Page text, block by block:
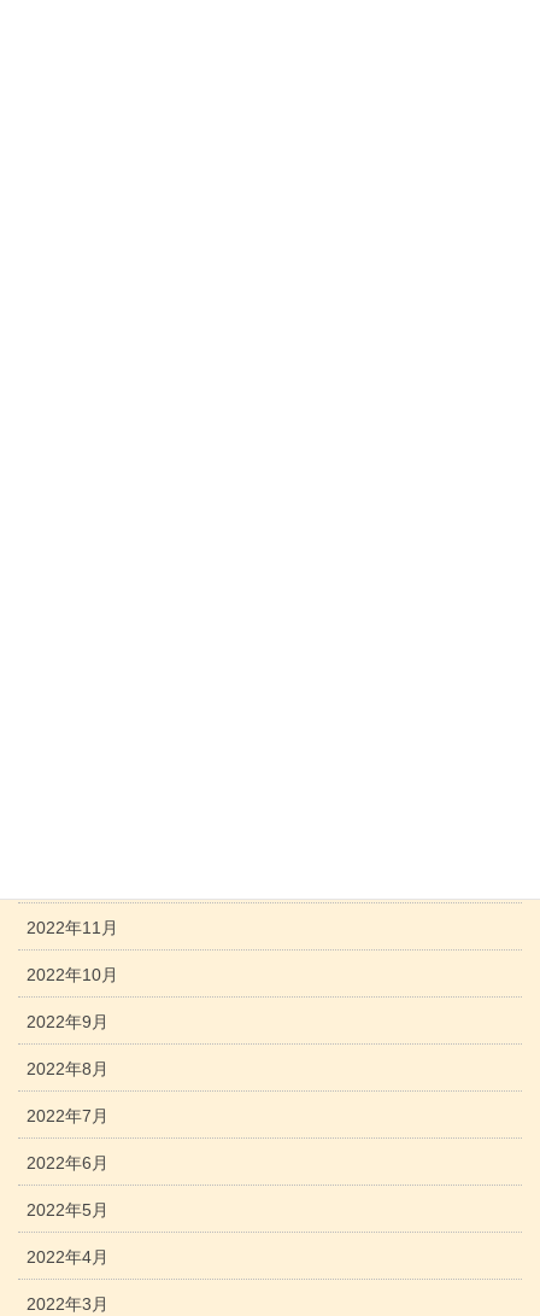
2022年11月
2022年10月
2022年9月
2022年8月
2022年7月
2022年6月
2022年5月
2022年4月
2022年3月